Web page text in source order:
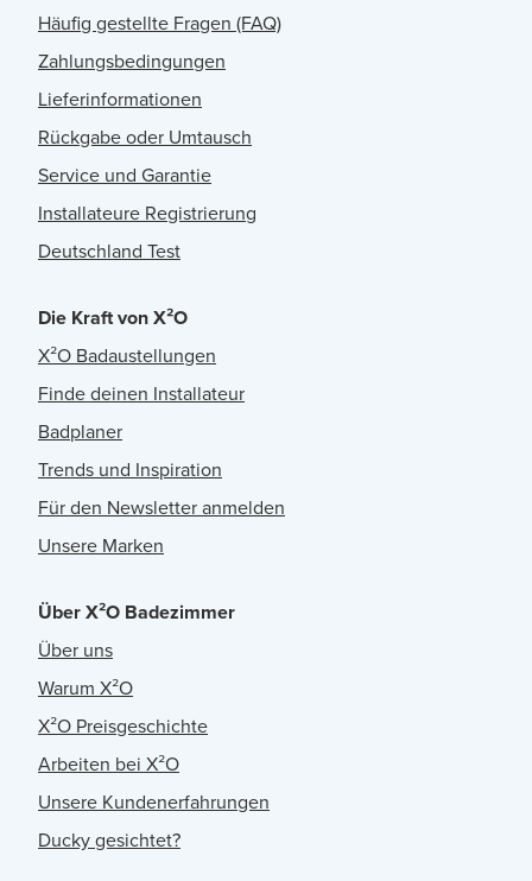
Häufig gestellte Fragen (FAQ)
Zahlungsbedingungen
Lieferinformationen
Rückgabe oder Umtausch
Service und Garantie
Installateure Registrierung
Deutschland Test
Die Kraft von X²O
X²O Badaustellungen
Finde deinen Installateur
Badplaner
Trends und Inspiration
Für den Newsletter anmelden
Unsere Marken
Über X²O Badezimmer
Über uns
Warum X²O
X²O Preisgeschichte
Arbeiten bei X²O
Unsere Kundenerfahrungen
Ducky gesichtet?